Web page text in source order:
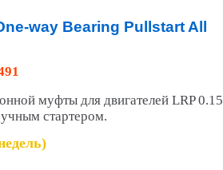
way Bearing Pullstart All
муфты для двигателей LRP 0.15
стартером.